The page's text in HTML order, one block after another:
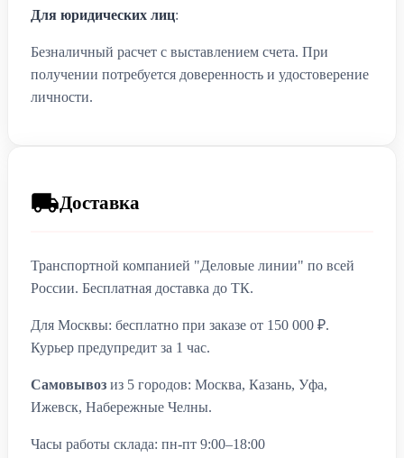
Для юридических лиц:
Безналичный расчет с выставлением счета. При
получении потребуется доверенность и удостоверение
личности.
Доставка
Транспортной компанией "Деловые линии" по всей
России. Бесплатная доставка до ТК.
Для Москвы: бесплатно при заказе от 150 000 ₽.
Курьер предупредит за 1 час.
Самовывоз из 5 городов: Москва, Казань, Уфа,
Ижевск, Набережные Челны.
Часы работы склада: пн-пт 9:00–18:00